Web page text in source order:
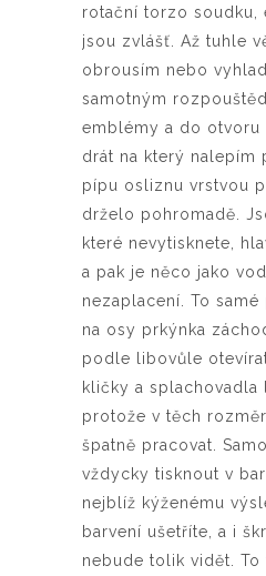
rotační torzo soudku,
jsou zvlášť. Až tuhle
obrousím nebo
samotným
emblémy a do otvoru
drát na který nalepím
pípu osliznu vrstvou
drželo pohromadě.
které nevytisknete,
a pak je něco jako
nezaplacení. To samé
na osy prkýnka
podle libovůle
kličky a splachovadla
protože v těch
špatně pracovat.
vždycky tisknout v
nejblíž kýženému
barvení ušetříte, a i
nebude tolik vidět. To